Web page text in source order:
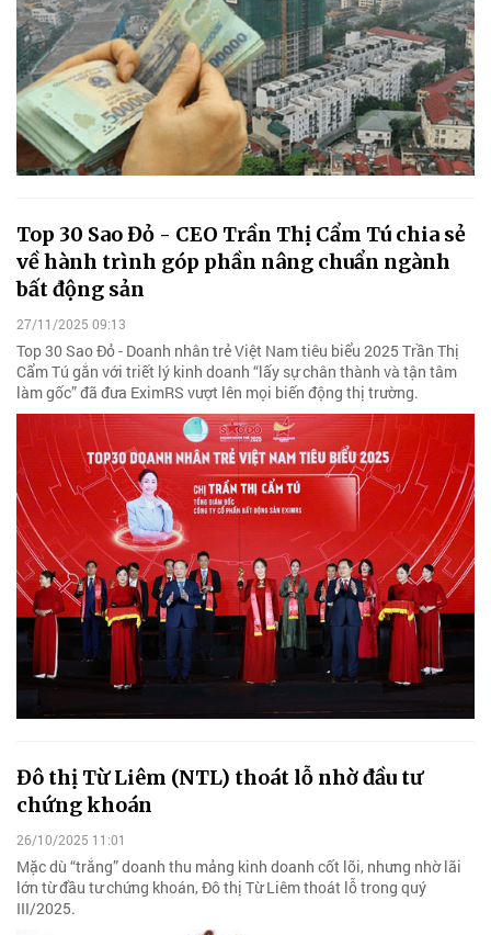
Top 30 Sao Đỏ - CEO Trần Thị Cẩm Tú chia sẻ
về hành trình góp phần nâng chuẩn ngành
bất động sản
27/11/2025 09:13
Top 30 Sao Đỏ - Doanh nhân trẻ Việt Nam tiêu biểu 2025 Trần Thị
Cẩm Tú gắn với triết lý kinh doanh “lấy sự chân thành và tận tâm
làm gốc” đã đưa EximRS vượt lên mọi biến động thị trường.
Đô thị Từ Liêm (NTL) thoát lỗ nhờ đầu tư
chứng khoán
26/10/2025 11:01
Mặc dù “trắng” doanh thu mảng kinh doanh cốt lõi, nhưng nhờ lãi
lớn từ đầu tư chứng khoán, Đô thị Từ Liêm thoát lỗ trong quý
III/2025.